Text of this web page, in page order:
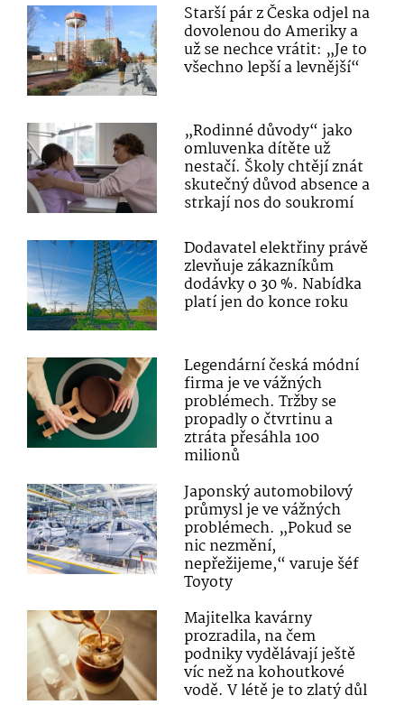
Starší pár z Česka odjel na
dovolenou do Ameriky a
už se nechce vrátit: „Je to
všechno lepší a levnější“
„Rodinné důvody“ jako
omluvenka dítěte už
nestačí. Školy chtějí znát
skutečný důvod absence a
strkají nos do soukromí
Dodavatel elektřiny právě
zlevňuje zákazníkům
dodávky o 30 %. Nabídka
platí jen do konce roku
Legendární česká módní
firma je ve vážných
problémech. Tržby se
propadly o čtvrtinu a
ztráta přesáhla 100
milionů
Japonský automobilový
průmysl je ve vážných
problémech. „Pokud se
nic nezmění,
nepřežijeme,“ varuje šéf
Toyoty
Majitelka kavárny
prozradila, na čem
podniky vydělávají ještě
víc než na kohoutkové
vodě. V létě je to zlatý důl